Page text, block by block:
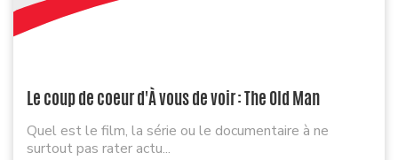
Le coup de coeur d'À vous de voir : The Old Man
Quel est le film, la série ou le documentaire à ne
surtout pas rater actu...